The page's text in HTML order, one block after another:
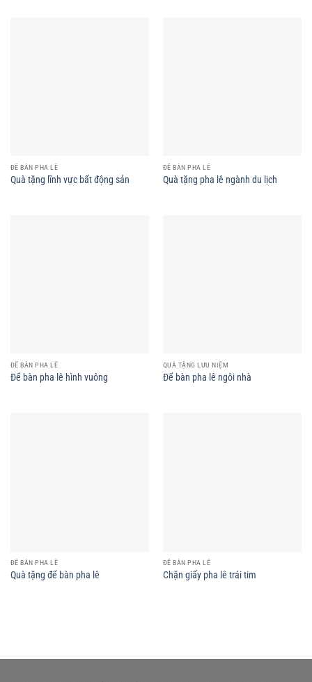
ĐỂ BÀN PHA LÊ
Quà tặng lĩnh vực bất động sản
ĐỂ BÀN PHA LÊ
Quà tặng pha lê ngành du lịch
ĐỂ BÀN PHA LÊ
Để bàn pha lê hình vuông
QUÀ TẶNG LƯU NIỆM
Để bàn pha lê ngôi nhà
ĐỂ BÀN PHA LÊ
Quà tặng để bàn pha lê
ĐỂ BÀN PHA LÊ
Chặn giấy pha lê trái tim